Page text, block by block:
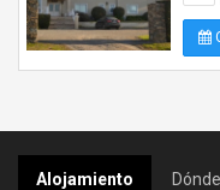
Alojamiento